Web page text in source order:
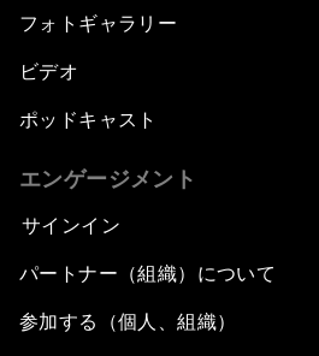
フォトギャラリー
ビデオ
ポッドキャスト
エンゲージメント
サインイン
パートナー（組織）について
参加する（個人、組織）